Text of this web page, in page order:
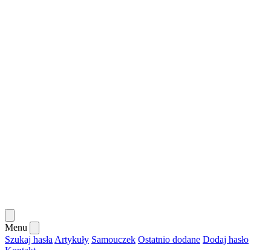
Menu
Szukaj hasła Artykuły Samouczek Ostatnio dodane Dodaj hasło